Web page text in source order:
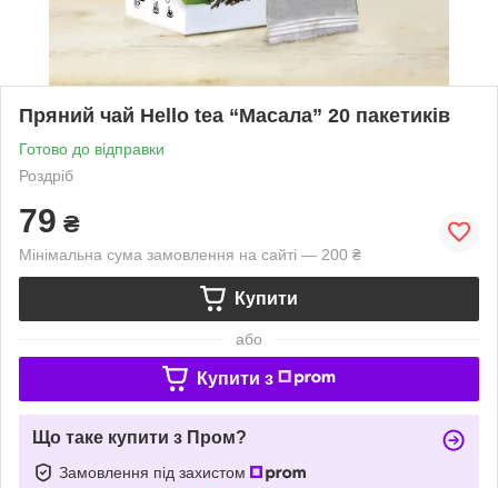
Пряний чай Hello tea “Масала” 20 пакетиків
Готово до відправки
Роздріб
79 ₴
Мінімальна сума замовлення на сайті — 200 ₴
Купити
або
Купити з
Що таке купити з Пром?
Замовлення під захистом